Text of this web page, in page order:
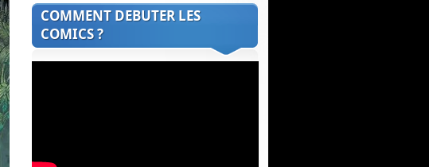
COMMENT DEBUTER LES
COMICS ?